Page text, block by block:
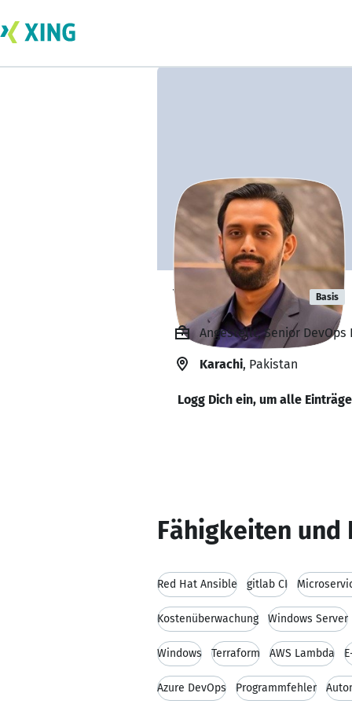
Yaseen Zafar Basis
Angestellt, Senior DevOps
Karachi, Pakistan
Logg Dich ein, um alle
Fähigkeiten und
Red Hat Ansible gitlab CI
Kostenüberwachung Windows Server
Windows Terraform AWS Lambda
Azure DevOps Programmfehler